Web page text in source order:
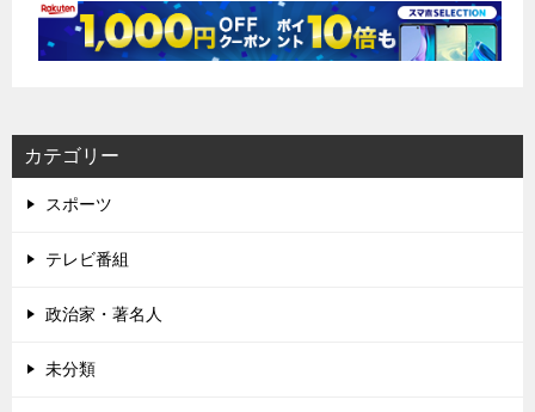
カテゴリー
スポーツ
テレビ番組
政治家・著名人
未分類